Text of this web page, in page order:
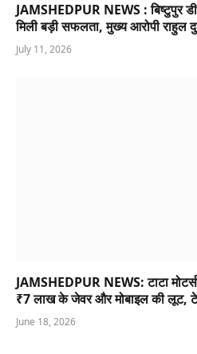
JAMSHEDPUR NEWS : बिष्टुपुर
मिली बड़ी सफलता, मुख्य आरोपी राहुल
July 11, 2026
JAMSHEDPUR NEWS: टाटा
₹7 लाख के जेवर और मोबाइल की लूट,
June 18, 2026